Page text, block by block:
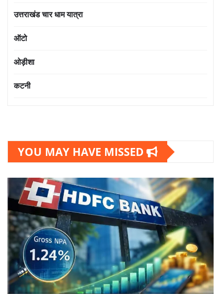
उत्तराखंड चार धाम यात्रा
ऑटो
ओड़ीशा
कटनी
YOU MAY HAVE MISSED